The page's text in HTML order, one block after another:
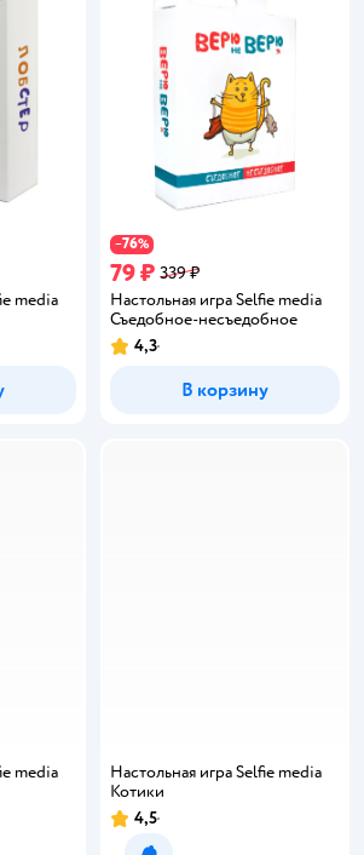
media
−76%
79 ₽ 339 ₽
Настольная игра Selfie media
Съедобное-несъедобное
Рейтинг:
4,3
В корзину
media
Настольная игра Selfie media
Котики
Рейтинг:
4,5